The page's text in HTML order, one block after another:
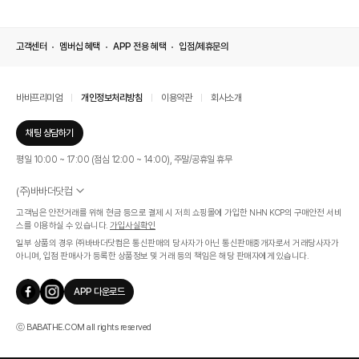
고객센터 멤버십 혜택 APP 전용 혜택 입점/제휴문의
바바프리미엄 개인정보처리방침 이용약관 회사소개
채팅 상담하기
평일 10:00 ~ 17:00 (점심 12:00 ~ 14:00), 주말/공휴일 휴무
(주)바바더닷컴
서울특별시 서초구 신반포로 339, 논현빌딩 (대표이사 : 문인식)
사업자 등록번호 569-86-01308
통신판매업신고번호 제 2019 - 서울 서초 - 1268호
개인정보관리책임자 : 김효영
인증범위
온라인 쇼핑몰 서비스(바바더닷컴)
유효기간
2024.07.17 ~ 2027.07.16
고객님은 안전거래를 위해 현금 등으로 결제 시 저희 쇼핑몰에 가입한 NHN KCP의 구매안전 서비
스를 이용하실 수 있습니다. 가입사실확인
일부 상품의 경우 ㈜바바더닷컴은 통신판매의 당사자가 아닌 통신판매중개자로서 거래당사자가
아니며, 입점 판매사가 등록한 상품정보 및 거래 등의 책임은 해당 판매자에게 있습니다.
APP 다운로드
ⓒ BABATHE.COM all rights reserved